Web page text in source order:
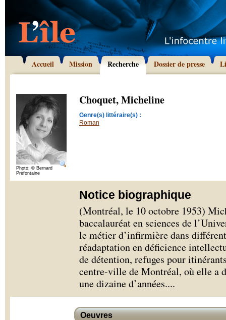
Accueil Mission Recherche Dossier de presse
Photo: © Bernard
Préfontaine
Choquet, Micheline
Genre(s) littéraire(s) :
Roman
Notice biographique
(Montréal, le 10 octobre 1953)
baccalauréat en sciences de
le métier d’infirmière dans
réadaptation en déficience
de détention, refuges pour
centre-ville de Montréal, où elle a
une dizaine d’années....
Oeuvres